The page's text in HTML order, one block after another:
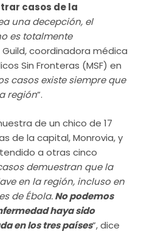
casos de la
una decepción, el
es totalmente
Guild, coordinadora médica
Sin Fronteras (MSF) en
casos existe siempre que
región”.
de un chico de 17
de la capital, Monrovia, y
a otras cinco
demuestran que la
en la región, incluso en
de Ébola.No podemos
haya sido
en los tres países”, dice